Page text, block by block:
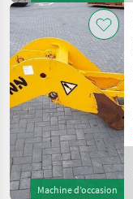
Machine d’occasion